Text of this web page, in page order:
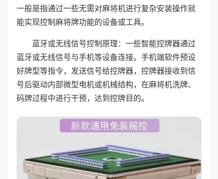
一般是指通过一些无需对麻将机进行复杂安装操作就
能实现控制麻将牌功能的设备或工具。
蓝牙或无线信号控制原理：一些智能控牌器通过
蓝牙或无线信号与手机等设备连接。手机端软件预设
好牌型等指令，发送信号给控牌器，控牌器接收到信
号后驱动内部微型电机或机械结构，在麻将机洗牌、
码牌过程中进行干预，达到控牌目的。